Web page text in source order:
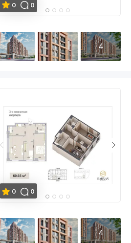
0 0
4
0 0
4